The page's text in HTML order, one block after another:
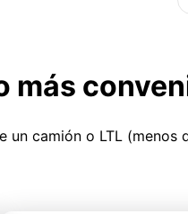
más
camión o LTL